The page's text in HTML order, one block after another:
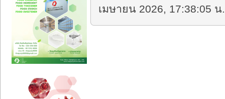
เมษายน 2026, 17:38:05 น